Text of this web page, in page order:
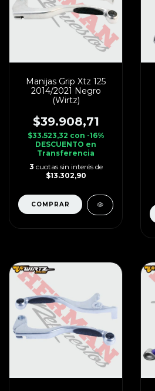
Manijas Grip Xtz 125
2014/2021 Negro
(Wirtz)
$39.908,71
$33.523,32 con -16%
DESCUENTO en
Transferencia
3 cuotas sin interés de
$13.302,90